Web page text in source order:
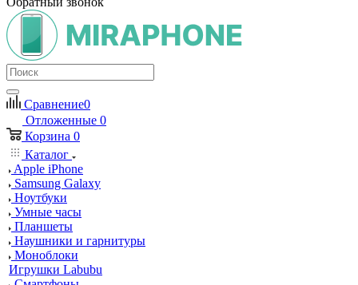
Сравнение0
Отложенные 0
Корзина 0
Каталог
Apple iPhone
Samsung Galaxy
Ноутбуки
Умные часы
Планшеты
Наушники и гарнитуры
Моноблоки
Игрушки Labubu